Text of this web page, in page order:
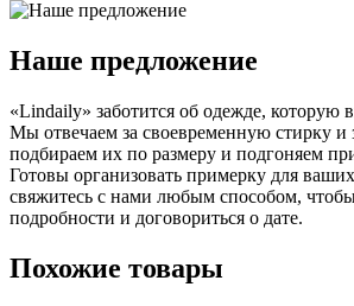
Наше предложение
«Lindaily» заботится об одежде, которую
Мы отвечаем за своевременную стирку и
подбираем их по размеру и подгоняем
Готовы организовать примерку для
свяжитесь с нами любым способом,
подробности и договориться о дате.
Похожие товары